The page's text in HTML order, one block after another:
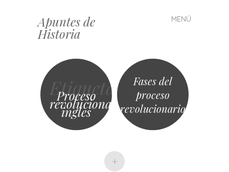
Apuntes de
Historia
MENÚ
Saltar
al
Etiqueta
Proceso
revolucionario
ingles
Fases del
proceso
revolucionario
+